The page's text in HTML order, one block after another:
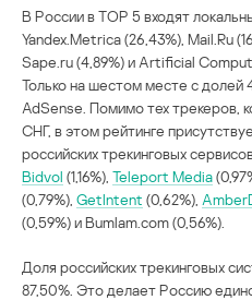
В России в TOP 5 входят
Yandex.Metrica (26,43%), Mail.Ru
Sape.ru (4,89%) и Artificial
Только на шестом месте с долей
AdSense. Помимо тех трекеров,
СНГ, в этом рейтинге
российских трекинговых
Bidvol (1,16%), Teleport Media
(0,79%), GetIntent (0,62%),
(0,59%) и Bumlam.com (0,56%).
Доля российских трекинговых
87,50%. Это делает Россию